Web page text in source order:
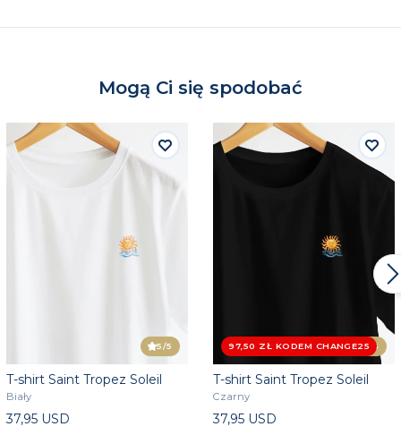
Mogą Ci się spodobać
5/5
T-shirt Saint Tropez Soleil
Biały
37,95 USD
97,50 ZŁ KODEM CHANGE25
4.5 /5
T-shirt Saint Tropez Soleil
Czarny
37,95 USD